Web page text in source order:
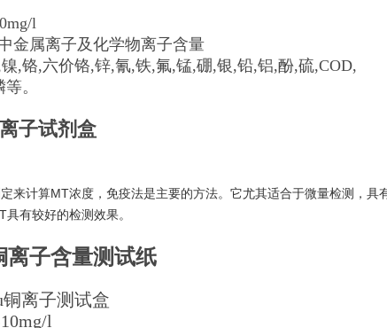
l
金属离子及化学物离子含量
,铬,六价铬,锌,氰,铁,氟,锰,硼,银,铅,铝,酚,硫,COD,
。
子试剂盒
来计算MT浓度，免疫法是主要的方法。它尤其适合于微量检测，
有较好的检测效果。
离子含量测试纸
离子测试盒
l